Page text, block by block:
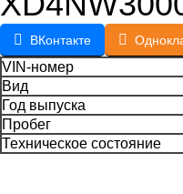
ВКонтакте
VIN-номер
Вид
Год выпуска
Пробег
Техническое состояние